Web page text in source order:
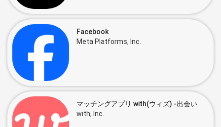
Facebook
Meta Platforms, Inc.
マッチングアプリ with(ウィズ) -出会い
with, Inc.